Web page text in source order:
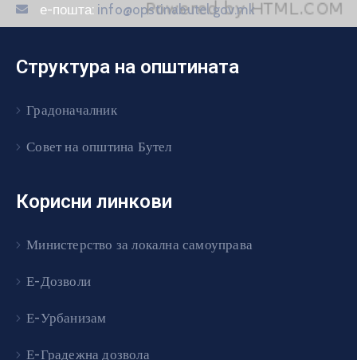
е-пошта: info@opstinabutel.gov.mk
Структура на општината
Градоначалник
Совет на општина Бутел
Корисни линкови
Министерство за локална самоуправа
Е-Дозволи
Е-Урбанизам
Е-Градежна дозвола